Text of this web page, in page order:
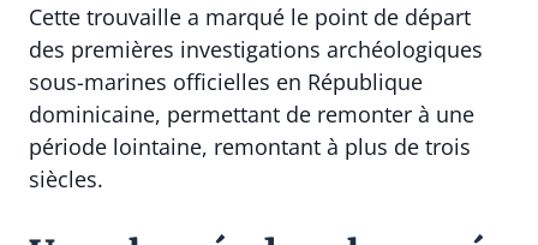
Cette trouvaille a marqué le point de départ
des premières investigations archéologiques
sous-marines officielles en République
dominicaine, permettant de remonter à une
période lointaine, remontant à plus de trois
siècles.